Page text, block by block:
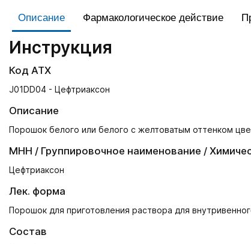
Описание Фармакологическое действие
Инструкция
Код АТХ
J01DD04 - Цефтриаксон
Описание
Порошок белого или белого с желтоватым оттенком
МНН / Группировочное наименование /
Цефтриаксон
Лек. форма
Порошок для приготовления раствора для
Состав